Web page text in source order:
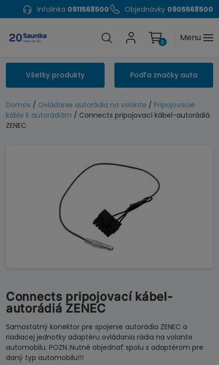
Infolinka 0911568500 Objednávky 0905568500
Menu
0
Všetky produkty Podľa značky auta
Domov / Ovládanie autorádia na volante / Pripojovacie
káble k autorádiám / Connects pripojovací kábel-autorádiá
ZENEC
Connects pripojovací kábel-
autorádiá ZENEC
Samostatný konektor pre spojenie autorádia ZENEC a
riadiacej jednotky adaptéru ovládania rádia na volante
automobilu. POZN.:Nutné objednať spolu s adaptérom pre
daný typ automobilu!!!